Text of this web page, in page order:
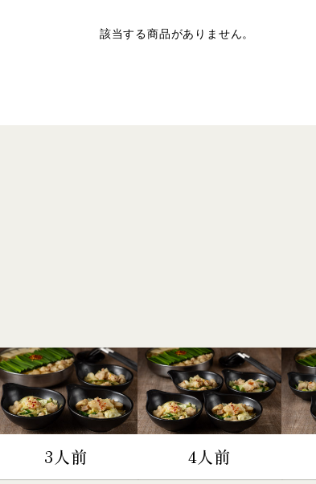
該当する商品がありません。
3人前 4人前